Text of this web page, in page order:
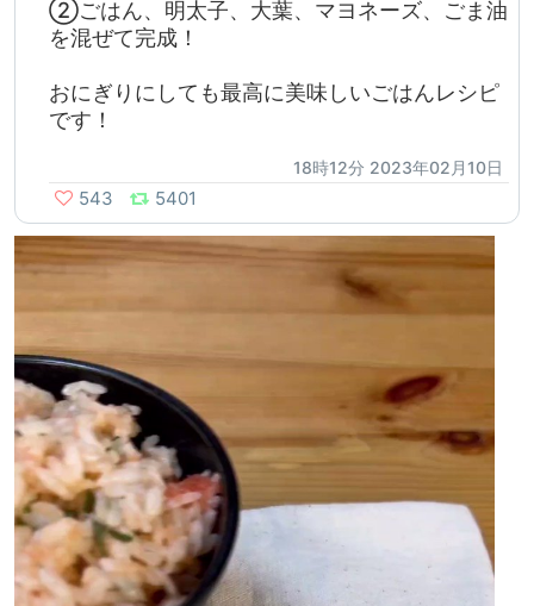
②ごはん、明太子、大葉、マヨネーズ、ごま油
を混ぜて完成！
おにぎりにしても最高に美味しいごはんレシピ
です！
18時12分 2023年02月10日
543 5401